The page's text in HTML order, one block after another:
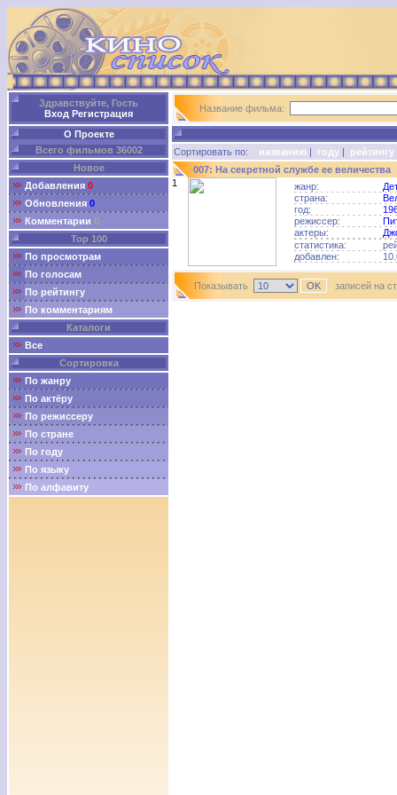
Здравствуйте, Гость
Вход Регистрация
О Проекте
Всего фильмов 36002
Новое
Добавления 0
Обновления 0
Комментарии 0
Top 100
По просмотрам
По голосам
По рейтингу
По комментариям
Каталоги
Все
Сортировка
По жанру
По актёру
По режиссеру
По стране
По году
По языку
По алфавиту
Название фильма:
Сортировать по: названию | году | рейтингу
007: На секретной службе ее величества
1
жанр:
страна:
год:
режиссер:
актеры:
статистика:
добавлен:
Показывать записей на